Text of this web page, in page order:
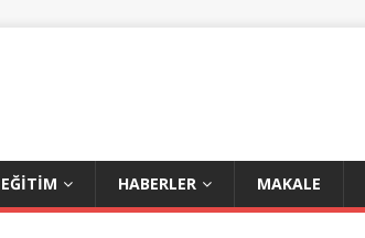
EĞITIM HABERLER MAKALE